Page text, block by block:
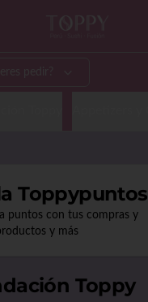
Toppypuntos
puntos con tus compras y
y más
Toppy